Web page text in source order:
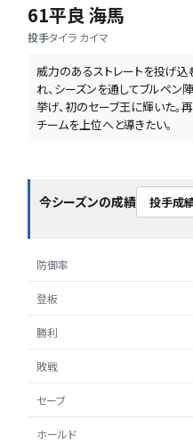
61
投手
平良 海馬
タイラ カイマ
威力のあるストレートを投げ
れ、シーズンを通してブルペン
挙げ、初のセーブ王に輝いた。
チームを上位へと導きたい。
今シーズンの成績
防御率
登板
勝利
敗戦
セーブ
ホールド